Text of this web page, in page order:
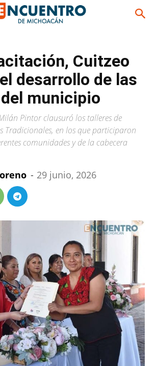
Cuitzeo
desarrollo de las
municipio
Pintor clausuró los talleres de
Tradicionales, en los que participaron
comunidades y de la cabecera
- 29 junio, 2026